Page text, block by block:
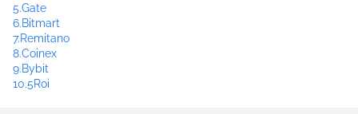
5.Gate
6.Bitmart
7.Remitano
8.Coinex
9.Bybit
10.5Roi